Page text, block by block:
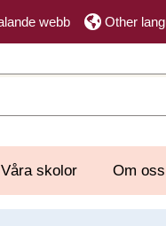
webb Other
Våra skolor Om oss